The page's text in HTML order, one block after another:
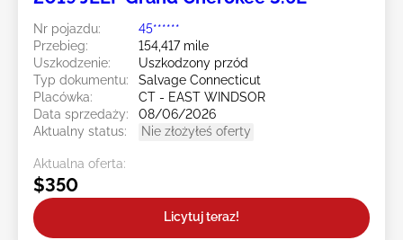
Nr pojazdu:
45******
Przebieg:
154,417 mile
Uszkodzenie:
Uszkodzony przód
Typ dokumentu:
Salvage Connecticut
Placówka:
CT - EAST WINDSOR
Data sprzedaży:
08/06/2026
Aktualny status:
Nie złożyłeś oferty
Aktualna oferta:
$350
Licytuj teraz!